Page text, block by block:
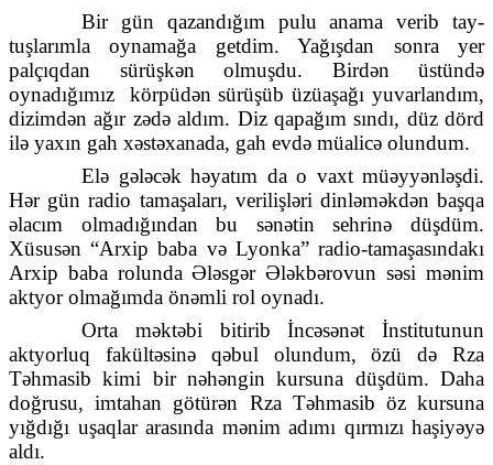
Bir gün qazandığım pulu anama verib tay-
tuşlarımla oynamağa getdim. Yağışdan sonra yer
palçıqdan sürüşkən olmuşdu. Birdən üstündə
oynadığımız
körpüdən sürüşüb üzüaşağı yuvarlandım,
dizimdən ağır zədə aldım. Diz qapağım sındı, düz dörd
ilə yaxın gah xəstəxanada, gah evdə müalicə olundum.
Elə gələcək həyatım da o vaxt müəyyənləşdi.
Hər gün radio tamaşaları, verilişləri dinləməkdən başqa
əlacım olmadığından bu sənətin sehrinə düşdüm.
Xüsusən “Arxip baba və Lyonka” radio-tamaşasındakı
Arxip baba rolunda Ələsgər Ələkbərovun səsi mənim
aktyor olmağımda önəmli rol oynadı.
Orta məktəbi bitirib İncəsənət İnstitutunun
aktyorluq fakültəsinə qəbul olundum, özü də Rza
Təhmasib kimi bir nəhəngin kursuna düşdüm. Daha
doğrusu, imtahan götürən Rza Təhmasib öz kursuna
yığdığı uşaqlar arasında mənim adımı qırmızı haşiyəyə
aldı.